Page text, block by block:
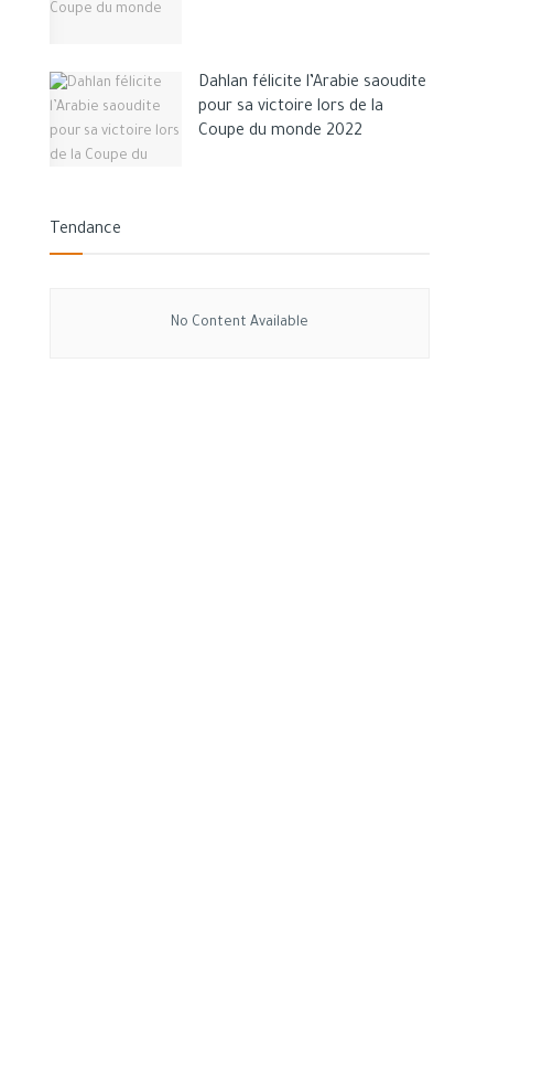
Dahlan félicite l’Arabie saoudite
pour sa victoire lors de la
Coupe du monde 2022
Tendance
No Content Available